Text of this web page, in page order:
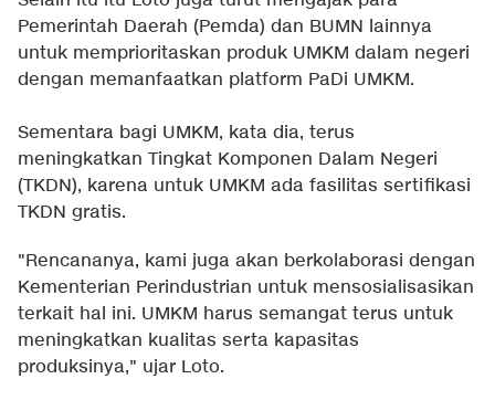
Pemerintah Daerah (Pemda) dan BUMN lainnya
untuk memprioritaskan produk UMKM dalam negeri
dengan memanfaatkan platform PaDi UMKM.
Sementara bagi UMKM, kata dia, terus
meningkatkan Tingkat Komponen Dalam Negeri
(TKDN), karena untuk UMKM ada fasilitas sertifikasi
TKDN gratis.
"Rencananya, kami juga akan berkolaborasi dengan
Kementerian Perindustrian untuk mensosialisasikan
terkait hal ini. UMKM harus semangat terus untuk
meningkatkan kualitas serta kapasitas
produksinya," ujar Loto.